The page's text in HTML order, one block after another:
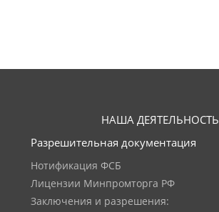
НАША ДЕЯТЕЛЬНОСТЬ
Разрешительная документация
Нотификация ФСБ
Лицензии Минпромторга РФ
Заключения и разрешения: